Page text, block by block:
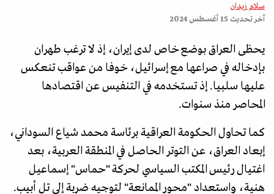
سلام زيدان
آخر تحديث 15 أغسطس 2024
يحظى العراق بوضع خاص لدى إيران، إذ لا ترغب طهران
بإدخاله في صراعها مع إسرائيل، خوفا من عواقب تنعكس
عليها سلبيا. إذ تستخدمه في التنفيس عن اقتصادها
المحاصر منذ سنوات.
كما تحاول الحكومة العراقية برئاسة محمد شياع السوداني،
إبعاد العراق، عن التوتر الحاصل في المنطقة العربية، بعد
اغتيال رئيس المكتب السياسي لحركة "حماس" إسماعيل
هنية، واستعداد "محور الممانعة" لتوجيه ضربة إلى تل أبيب.